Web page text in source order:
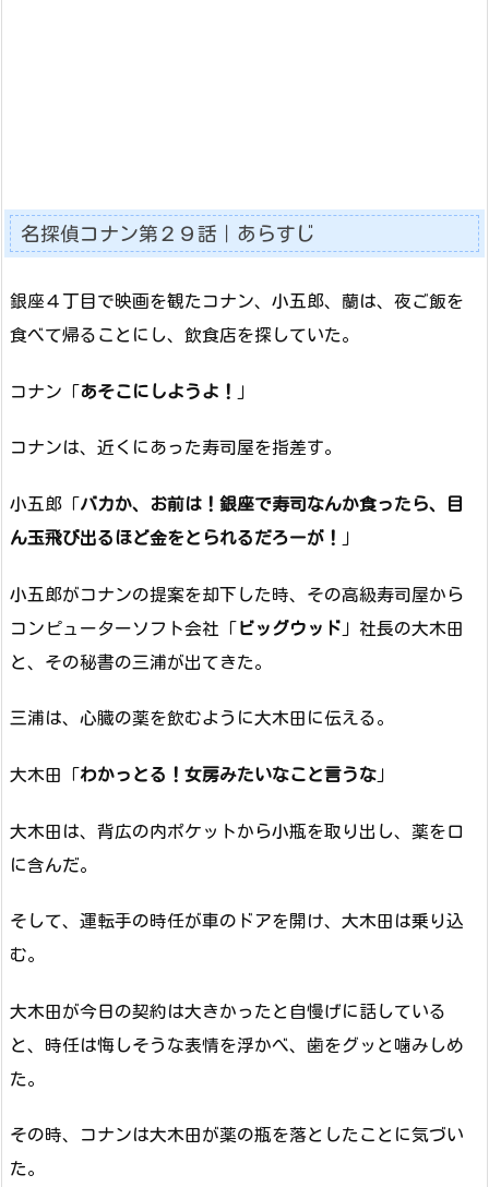
名探偵コナン第２９話｜あらすじ
銀座４丁目で映画を観たコナン、小五郎、蘭は、夜ご飯を
食べて帰ることにし、飲食店を探していた。
コナン「あそこにしようよ！ 」
コナンは、近くにあった寿司屋を指差す。
小五郎「バカか、お前は！銀座で寿司なんか食ったら、目
ん玉飛び出るほど金をとられるだろーが！ 」
小五郎がコナンの提案を却下した時、その高級寿司屋から
コンピューターソフト会社「ビッグウッド 」社長の大木田
と、その秘書の三浦が出てきた。
三浦は、心臓の薬を飲むように大木田に伝える。
大木田「わかっとる！女房みたいなこと言うな 」
大木田は、背広の内ポケットから小瓶を取り出し、薬を口
に含んだ。
そして、運転手の時任が車のドアを開け、大木田は乗り込
む。
大木田が今日の契約は大きかったと自慢げに話している
と、時任は悔しそうな表情を浮かべ、歯をグッと噛みしめ
た。
その時、コナンは大木田が薬の瓶を落としたことに気づい
た。